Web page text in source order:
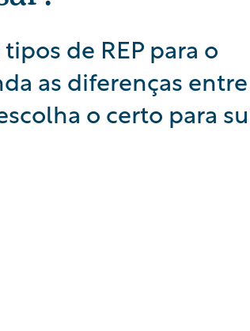
de REP para o
as diferenças entre
o certo para